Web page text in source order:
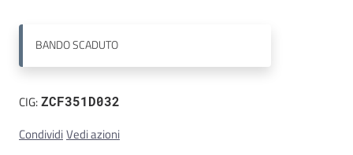
BANDOSCADUTO
CIG:ZCF351D032
CondividiVedi azioni